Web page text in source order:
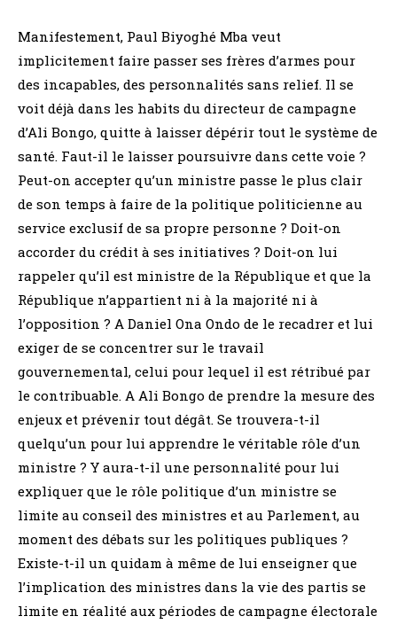
Manifestement, Paul Biyoghé Mba veut
implicitement faire passer ses frères d’armes pour
des incapables, des personnalités sans relief. Il se
voit déjà dans les habits du directeur de campagne
d’Ali Bongo, quitte à laisser dépérir tout le système de
santé. Faut-il le laisser poursuivre dans cette voie ?
Peut-on accepter qu’un ministre passe le plus clair
de son temps à faire de la politique politicienne au
service exclusif de sa propre personne ? Doit-on
accorder du crédit à ses initiatives ? Doit-on lui
rappeler qu’il est ministre de la République et que la
République n’appartient ni à la majorité ni à
l’opposition ? A Daniel Ona Ondo de le recadrer et lui
exiger de se concentrer sur le travail
gouvernemental, celui pour lequel il est rétribué par
le contribuable. A Ali Bongo de prendre la mesure des
enjeux et prévenir tout dégât. Se trouvera-t-il
quelqu’un pour lui apprendre le véritable rôle d’un
ministre ? Y aura-t-il une personnalité pour lui
expliquer que le rôle politique d’un ministre se
limite au conseil des ministres et au Parlement, au
moment des débats sur les politiques publiques ?
Existe-t-il un quidam à même de lui enseigner que
l’implication des ministres dans la vie des partis se
limite en réalité aux périodes de campagne électorale